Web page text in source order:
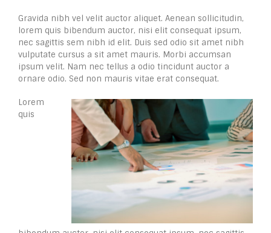
Gravida nibh vel velit auctor aliquet. Aenean sollicitudin,
lorem quis bibendum auctor, nisi elit consequat ipsum,
nec sagittis sem nibh id elit. Duis sed odio sit amet nibh
vulputate cursus a sit amet mauris. Morbi accumsan
ipsum velit. Nam nec tellus a odio tincidunt auctor a
ornare odio. Sed non mauris vitae erat consequat.
Lorem
quis